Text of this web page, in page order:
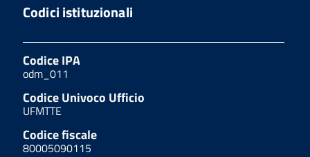
Codici istituzionali
Codice IPA
odm_011
Codice Univoco Ufficio
UFMTTE
Codice fiscale
80005090115